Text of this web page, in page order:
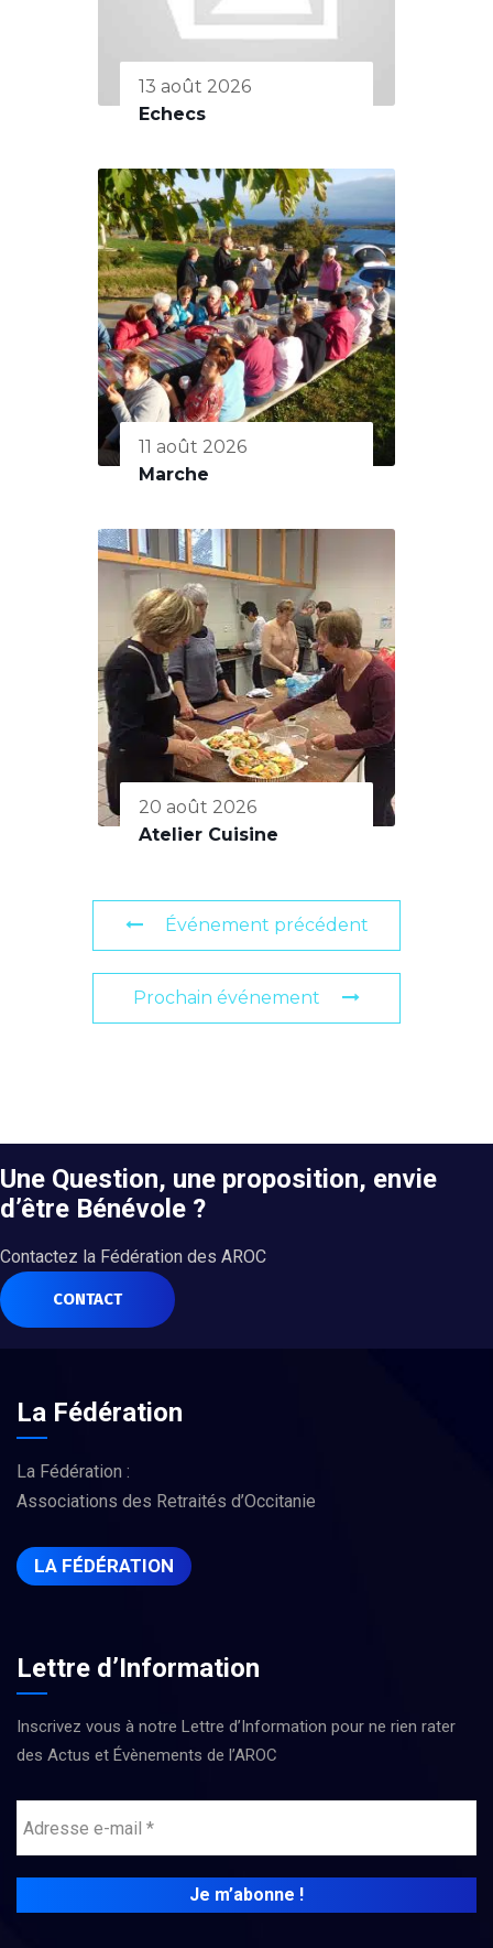
13 août 2026
Echecs
11 août 2026
Marche
20 août 2026
Atelier Cuisine
Événement précédent
Prochain événement
Une Question, une proposition, envie
d’être Bénévole ?
Contactez la Fédération des AROC
CONTACT
La Fédération
La Fédération :
Associations des Retraités d’Occitanie
LA FÉDÉRATION
Lettre d’Information
Inscrivez vous à notre Lettre d’Information pour ne rien rater
des Actus et Évènements de l’AROC